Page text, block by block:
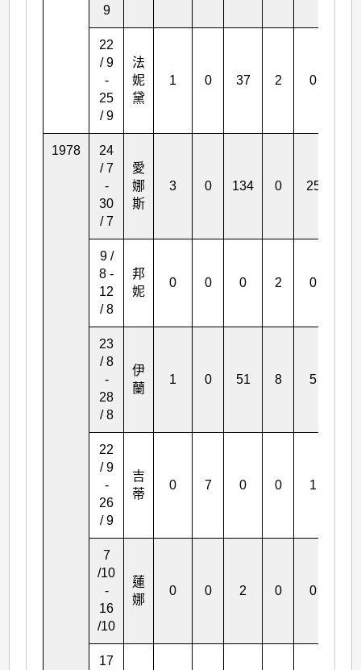
9
22
/ 9
-
25
/ 9
法
妮
黛
1 0 37 2 0
1978
24
/ 7
-
30
/ 7
愛
娜
斯
3 0 134 0 25
9 /
8 -
12
/ 8
邦
妮
0 0 0 2 0
23
/ 8
-
28
/ 8
伊
蘭
1 0 51 8 5
22
/ 9
-
26
/ 9
吉
蒂
0 7 0 0 1
7
/10
-
16
/10
蓮
娜
0 0 2 0 0
17